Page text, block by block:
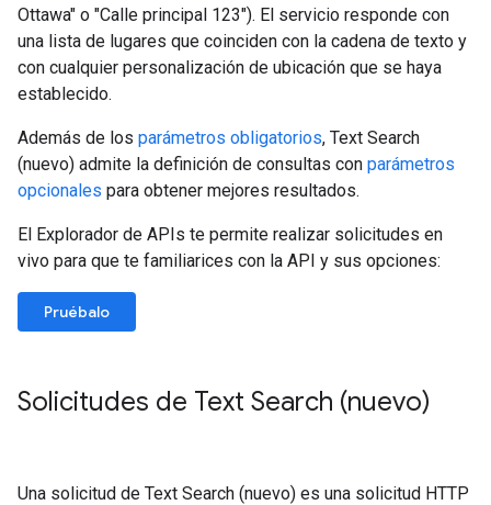
Ottawa" o "Calle principal 123"). El servicio responde con
una lista de lugares que coinciden con la cadena de texto y
con cualquier personalización de ubicación que se haya
establecido.
Además de los parámetros obligatorios, Text Search
(nuevo) admite la definición de consultas con parámetros
opcionales para obtener mejores resultados.
El Explorador de APIs te permite realizar solicitudes en
vivo para que te familiarices con la API y sus opciones:
Pruébalo
Solicitudes de Text Search (nuevo)
Una solicitud de Text Search (nuevo) es una solicitud HTTP